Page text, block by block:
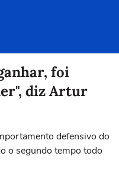
foi
diz Artur
defensivo do
o segundo tempo todo